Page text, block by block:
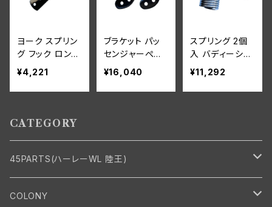
ヨーク スプリン
グ フック ロング
タイプ ハーレー
ダビッドソン ビ
ッグツイン クロ
¥4,221
ブラケット パッ
センジャーぺグ
ハーレーダビッ
ドソン 1941-57
年 EL UL ビッグ
¥16,040
スプリング 2個
入 バディーシー
ト ハーレーダビ
ッドソン 全モデ
ル クロームメッ
¥11,292
CATEGORY
45PARTS(ハーレーWL 陸王)
エンジン
COLONY